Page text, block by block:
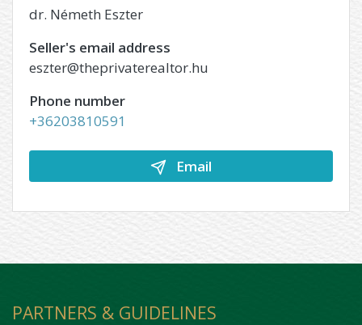
dr. Németh Eszter
Seller's email address
eszter@theprivaterealtor.hu
Phone number
+36203810591
Email
PARTNERS & GUIDELINES